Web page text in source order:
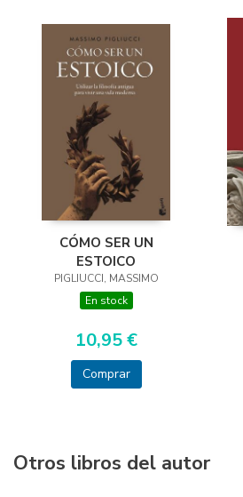
CÓMO SER UN
ESTOICO
PIGLIUCCI, MASSIMO
En stock
10,95 €
Comprar
Otros libros del autor